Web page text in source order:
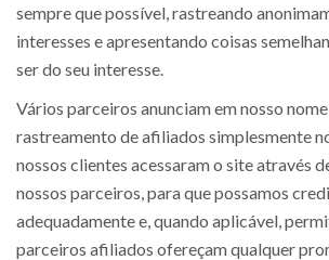
sempre que possível, rastreando
interesses e apresentando coisas
ser do seu interesse.
Vários parceiros anunciam em nosso
rastreamento de afiliados simplesmente
nossos clientes acessaram o site através
nossos parceiros, para que possamos
adequadamente e, quando aplicável,
parceiros afiliados ofereçam qualquer